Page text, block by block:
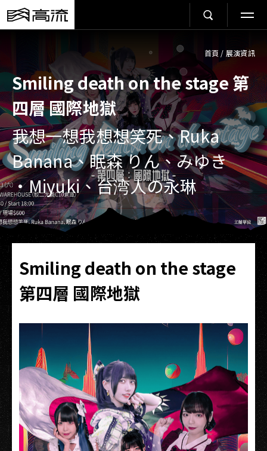
首頁 / 展演資訊
Smiling death on the stage 第
四層 國際地獄
我想一想我想想笑死、Ruka
Banana、眠森 りん、みゆき
·Miyuki、台湾人の永琳
Smiling death on the stage
第四層 國際地獄